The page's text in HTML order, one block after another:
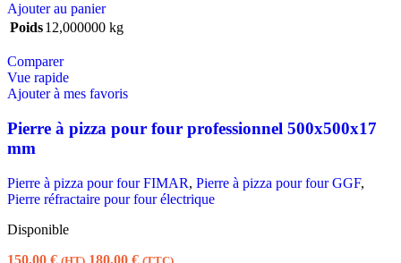
Ajouter au panier
Poids12,000000 kg
Comparer
Vue rapide
Ajouter à mes favoris
Pierre à pizza pour four professionnel 500x500x17
mm
Pierre à pizza pour four FIMAR, Pierre à pizza pour four GGF,
Pierre réfractaire pour four électrique
Disponible
150,00 € 180,00 €